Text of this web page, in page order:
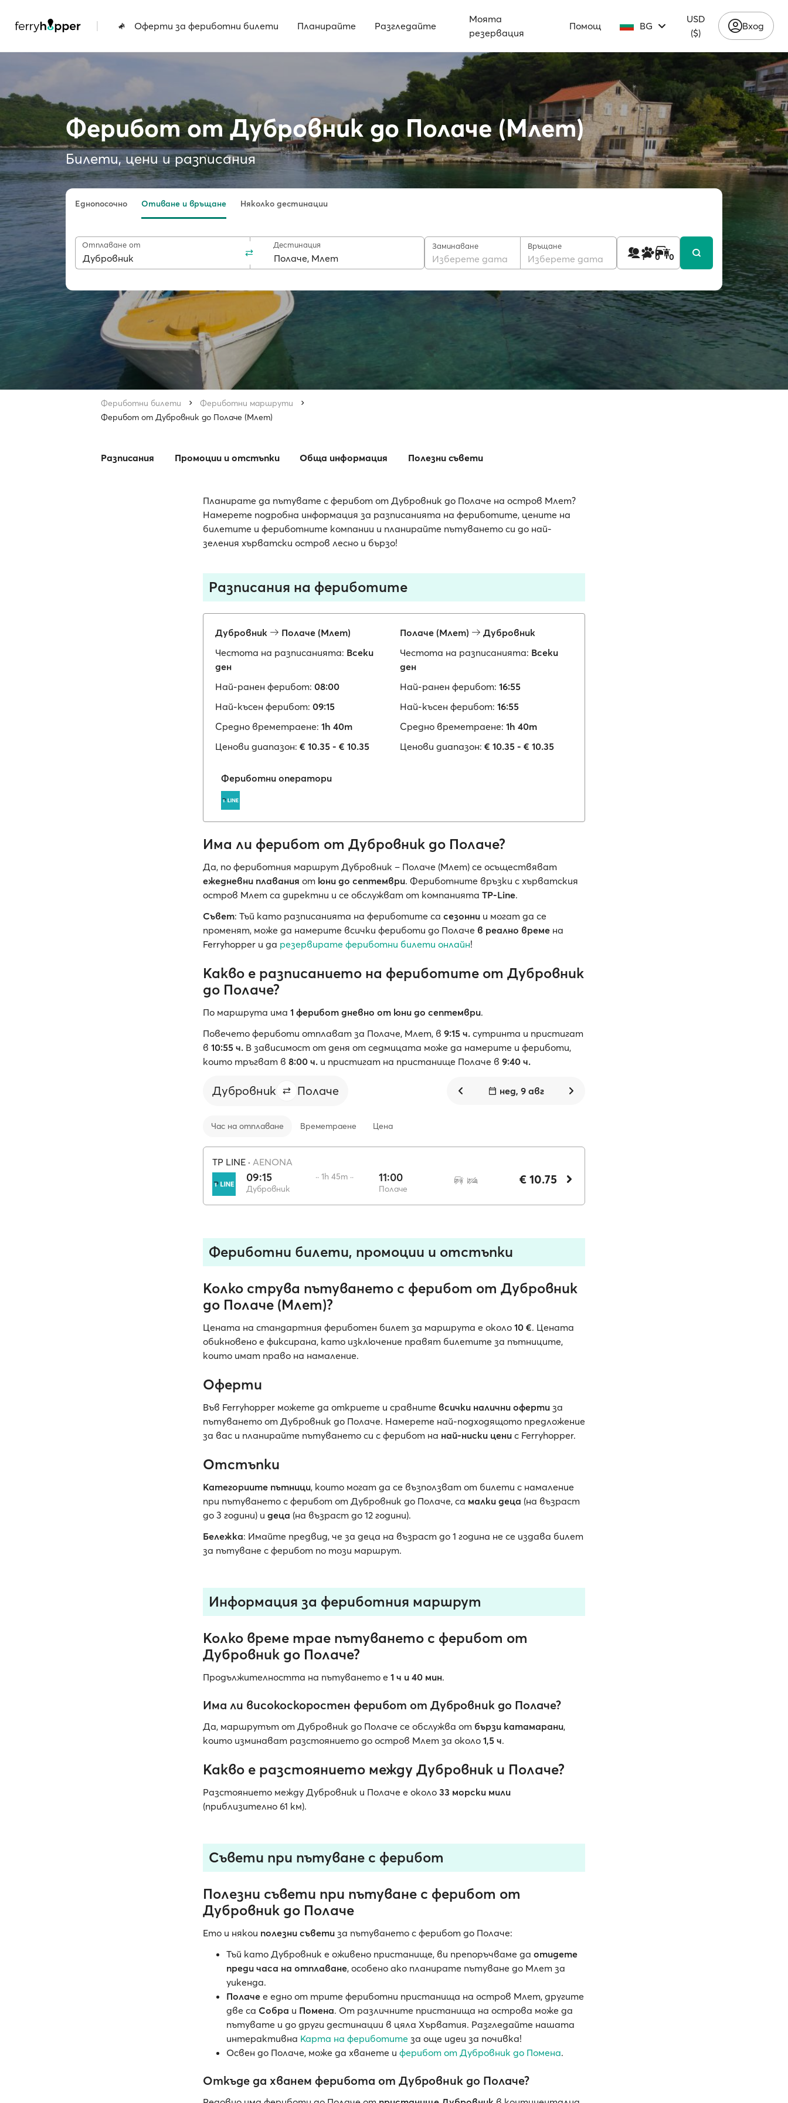
| Оферти за фериботни билети Планирайте Разгледайте
Моята
резервация
Помощ BG
USD
($)
Вход
Ферибот от Дубровник до Полаче (Млет)
Билети, цени и разписания
Еднопосочно Отиване и връщане Няколко дестинации
Отплаване от Дестинация Заминаване
Изберете дата
Връщане
Изберете дата 1 0 0
Фериботни билети
Фериботни маршрути
Ферибот от Дубровник до Полаче (Млет)
Разписания Промоции и отстъпки Обща информация Полезни съвети
Планирате да пътувате с ферибот от Дубровник до Полаче на остров Млет?
Намерете подробна информация за разписанията на фериботите, цените на
билетите и фериботните компании и планирайте пътуването си до най-
зеления хърватски остров лесно и бързо!
Разписания на фериботите
Дубровник
Полаче (Млет)
Честота на разписанията: Всеки
ден
Най-ранен ферибот: 08:00
Най-късен ферибот: 09:15
Средно времетраене: 1h 40m
Ценови диапазон: € 10.35 - € 10.35
Полаче (Млет)
Дубровник
Честота на разписанията: Всеки
ден
Най-ранен ферибот: 16:55
Най-късен ферибот: 16:55
Средно времетраене: 1h 40m
Ценови диапазон: € 10.35 - € 10.35
Фериботни оператори
Има ли ферибот от Дубровник до Полаче?
Да, по фериботния маршрут Дубровник – Полаче (Млет) се осъществяват
ежедневни плавания от юни до септември. Фериботните връзки с хърватския
остров Млет са директни и се обслужват от компанията TP-Line.
Съвет: Тъй като разписанията на фериботите са сезонни и могат да се
променят, може да намерите всички фериботи до Полаче в реално време на
Ferryhopper и да резервирате фериботни билети онлайн!
Какво е разписанието на фериботите от Дубровник
до Полаче?
По маршрута има 1 ферибот дневно от юни до септември.
Повечето фериботи отплават за Полаче, Млет, в 9:15 ч. сутринта и пристигат
в 10:55 ч. В зависимост от деня от седмицата може да намерите и фериботи,
които тръгват в 8:00 ч. и пристигат на пристанище Полаче в 9:40 ч.
Дубровник Полаче нед, 9 авг
Час на отплаване Времетраене Цена
TP LINE · AENONA
09:15
Дубровник
·· 1h 45m ·· 11:00
Полаче
€ 10.75
Фериботни билети, промоции и отстъпки
Колко струва пътуването с ферибот от Дубровник
до Полаче (Млет)?
Цената на стандартния фериботен билет за маршрута е около 10 €. Цената
обикновено е фиксирана, като изключение правят билетите за пътниците,
които имат право на намаление.
Оферти
Във Ferryhopper можете да откриете и сравните всички налични оферти за
пътуването от Дубровник до Полаче. Намерете най-подходящото предложение
за вас и планирайте пътуването си с ферибот на най-ниски цени с Ferryhopper.
Отстъпки
Категориите пътници, които могат да се възползват от билети с намаление
при пътуването с ферибот от Дубровник до Полаче, са малки деца (на възраст
до 3 години) и деца (на възраст до 12 години).
Бележка: Имайте предвид, че за деца на възраст до 1 година не се издава билет
за пътуване с ферибот по този маршрут.
Информация за фериботния маршрут
Колко време трае пътуването с ферибот от
Дубровник до Полаче?
Продължителността на пътуването е 1 ч и 40 мин.
Има ли високоскоростен ферибот от Дубровник до Полаче?
Да, маршрутът от Дубровник до Полаче се обслужва от бързи катамарани,
които изминават разстоянието до остров Млет за около 1,5 ч.
Какво е разстоянието между Дубровник и Полаче?
Разстоянието между Дубровник и Полаче е около 33 морски мили
(приблизително 61 км).
Съвети при пътуване с ферибот
Полезни съвети при пътуване с ферибот от
Дубровник до Полаче
Ето и някои полезни съвети за пътуването с ферибот до Полаче:
Тъй като Дубровник е оживено пристанище, ви препоръчваме да отидете
преди часа на отплаване, особено ако планирате пътуване до Млет за
уикенда.
Полаче е едно от трите фериботни пристанища на остров Млет, другите
две са Собра и Помена. От различните пристанища на острова може да
пътувате и до други дестинации в цяла Хърватия. Разгледайте нашата
интерактивна Карта на фериботите за още идеи за почивка!
Освен до Полаче, може да хванете и ферибот от Дубровник до Помена.
Откъде да хванем ферибота от Дубровник до Полаче?